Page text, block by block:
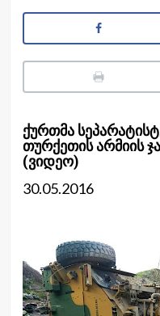
ქურთმა
თურქეთის არმიის
(ვიდეო)
30.05.2016